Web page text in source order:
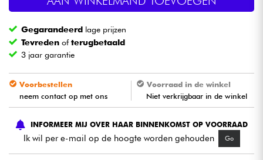
Drums & percussie
Blaasinstrument
Kinderen
Gegarandeerd lage prijzen
Tevreden ofterugbetaald
3 jaar garantie
Voorbestellen
neem contact op met ons
Voorraad in de winkel
Niet verkrijgbaar in de winkel
INFORMEER MIJ OVER HAAR BINNENKOMST OP VOORRAAD
Ik wil per e-mail op de hoogte worden gehouden Go